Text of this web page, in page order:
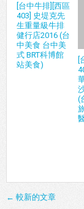
[台中牛排][西區
403] 史堤克先
生重量級牛排
健行店2016 (台
中美食 台中美
式 BRT科博館
站美食)
[
(
← 較新的文章